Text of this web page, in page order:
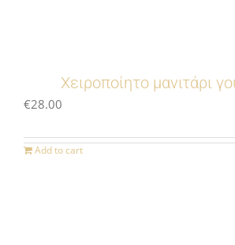
Χειροποίητο μανιτάρι
€28.00
Add to cart